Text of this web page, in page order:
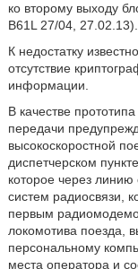
ко второму выходу
B61L 27/04, 27.02.13).
К недостатку
отсутствие
информации.
В качестве
передачи
высокоскоростной
диспетчерском
которое через
систем радиосвязи,
первым
локомотива поезда,
персональному
места оператора и